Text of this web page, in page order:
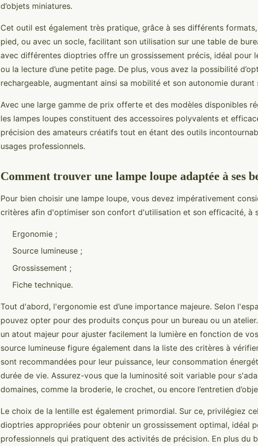
d’objets miniatures.
Cet outil est également très pratique, grâce à ses différents formats,
pied, ou avec un socle, facilitant son utilisation sur une table de
avec différentes dioptries offre un grossissement précis, idéal pour
ou la lecture d’une petite page. De plus, vous avez la possibilité
rechargeable, augmentant ainsi sa mobilité et son autonomie durant
Avec une large gamme de prix offerte et des modèles disponibles
les lampes loupes constituent des accessoires polyvalents et
précision des amateurs créatifs tout en étant des outils
usages professionnels.
Comment trouver une lampe loupe adaptée à ses
Pour bien choisir une lampe loupe, vous devez impérativement
critères afin d'optimiser son confort d'utilisation et son efficacité, à
Ergonomie ;
Source lumineuse ;
Grossissement ;
Fiche technique.
Tout d'abord, l'ergonomie est d’une importance majeure. Selon
pouvez opter pour des produits conçus pour un bureau ou un
un atout majeur pour ajuster facilement la lumière en fonction de
source lumineuse figure également dans la liste des critères à
sont recommandées pour leur puissance, leur consommation
durée de vie. Assurez-vous que la luminosité soit variable pour
domaines, comme la broderie, le crochet, ou encore l’entretien
Le choix de la lentille est également primordial. Sur ce, privilégiez
dioptries appropriées pour obtenir un grossissement optimal, idéal
professionnels qui pratiquent des activités de précision. En plus du